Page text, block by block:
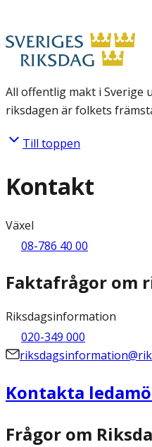
All offentlig makt i Sverige
riksdagen är folkets
Till toppen
Kontakt
Växel
08-786 40 00
Faktafrågor om
Riksdagsinformation
020-349 000
Kontakta
Frågor om